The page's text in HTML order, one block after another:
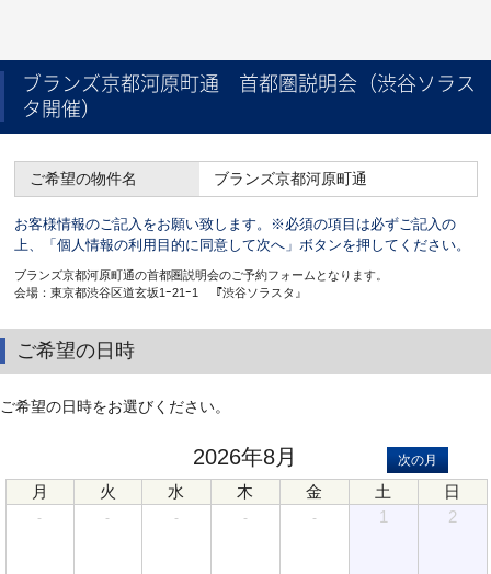
ブランズ京都河原町通 首都圏説明会（渋谷ソラス
タ開催）
ご希望の物件名 ブランズ京都河原町通
お客様情報のご記入をお願い致します。※必須の項目は必ずご記入の
上、「個人情報の利用目的に同意して次へ」ボタンを押してください。
ブランズ京都河原町通の首都圏説明会のご予約フォームとなります。
会場：東京都渋谷区道玄坂1ｰ21ｰ1 『渋谷ソラスタ』
ご希望の日時
ご希望の日時をお選びください。
2026年8月 次の月
月 火 水 木 金 土 日
- - - - - 1 2